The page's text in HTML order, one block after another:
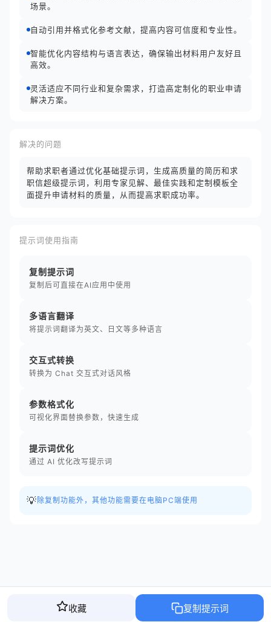
场景。
自动引用并格式化参考文献，提高内容可信度和专业性。
智能优化内容结构与语言表达，确保输出材料用户友好且
高效。
灵活适应不同行业和复杂需求，打造高定制化的职业申请
解决方案。
解决的问题
帮助求职者通过优化基础提示词，生成高质量的简历和求
职信超级提示词，利用专家见解、最佳实践和定制模板全
面提升申请材料的质量，从而提高求职成功率。
提示词使用指南
复制提示词
复制后可直接在AI应用中使用
多语言翻译
将提示词翻译为英文、日文等多种语言
交互式转换
转换为 Chat 交互式对话风格
参数格式化
可视化界面替换参数，快速生成
提示词优化
通过 AI 优化改写提示词
💡 除复制功能外，其他功能需要在电脑PC端使用
收藏 复制提示词